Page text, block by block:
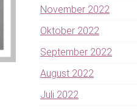
November 2022
Oktober 2022
September 2022
August 2022
Juli 2022